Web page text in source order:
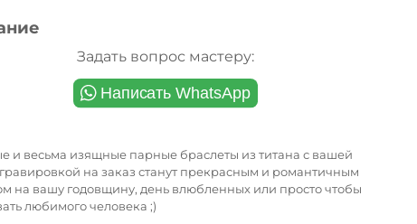
Задать вопрос мастеру:
и весьма изящные парные браслеты из титана с вашей
на заказ станут прекрасным и романтичным
на вашу годовщину, день влюбленных или просто чтобы
любимого человека ;)